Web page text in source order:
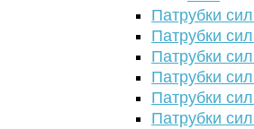
Патрубки
Патрубки
Патрубки
Патрубки
Патрубки
Патрубки